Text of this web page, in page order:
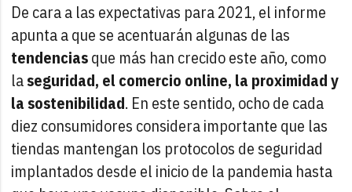
De cara a las expectativas para 2021, el informe
apunta a que se acentuarán algunas de las
tendenciasque más han crecido este año, como
laseguridad, el comercio online, la proximidad y
la sostenibilidad. En este sentido, ocho de cada
diez consumidores considera importante que las
tiendas mantengan los protocolos de seguridad
implantados desde el inicio de la pandemia hasta